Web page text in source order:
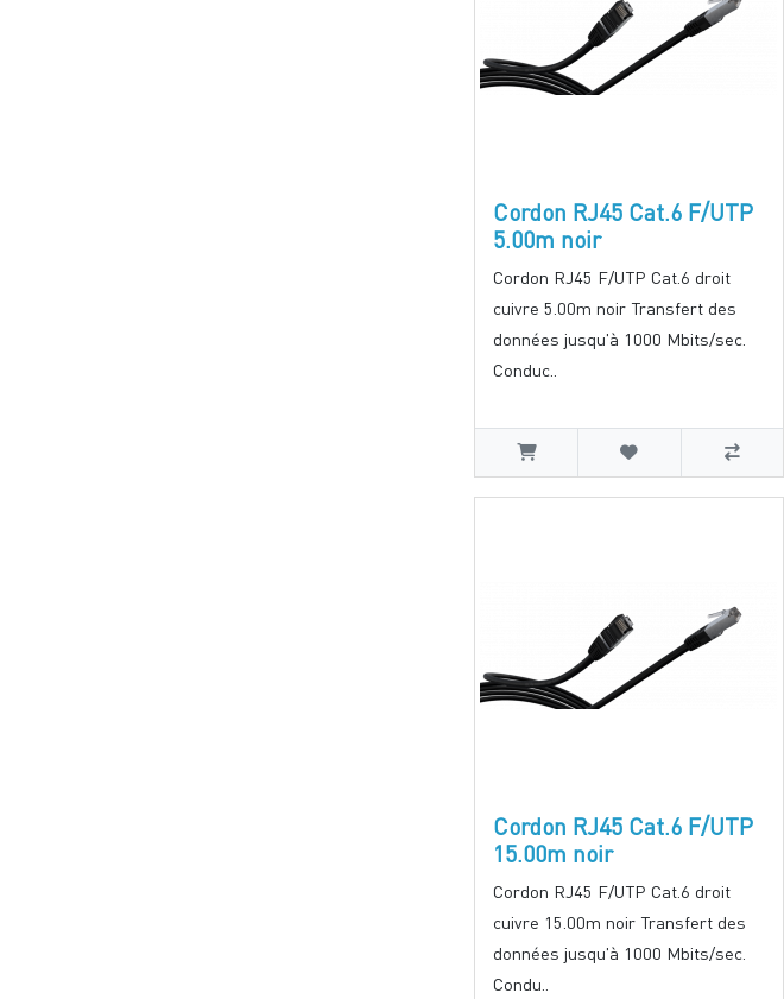
Cordon RJ45 Cat.6 F/UTP
5.00m noir
Cordon RJ45 F/UTP Cat.6 droit
cuivre 5.00m noir Transfert des
données jusqu'à 1000 Mbits/sec.
Conduc..
Cordon RJ45 Cat.6 F/UTP
15.00m noir
Cordon RJ45 F/UTP Cat.6 droit
cuivre 15.00m noir Transfert des
données jusqu'à 1000 Mbits/sec.
Condu..